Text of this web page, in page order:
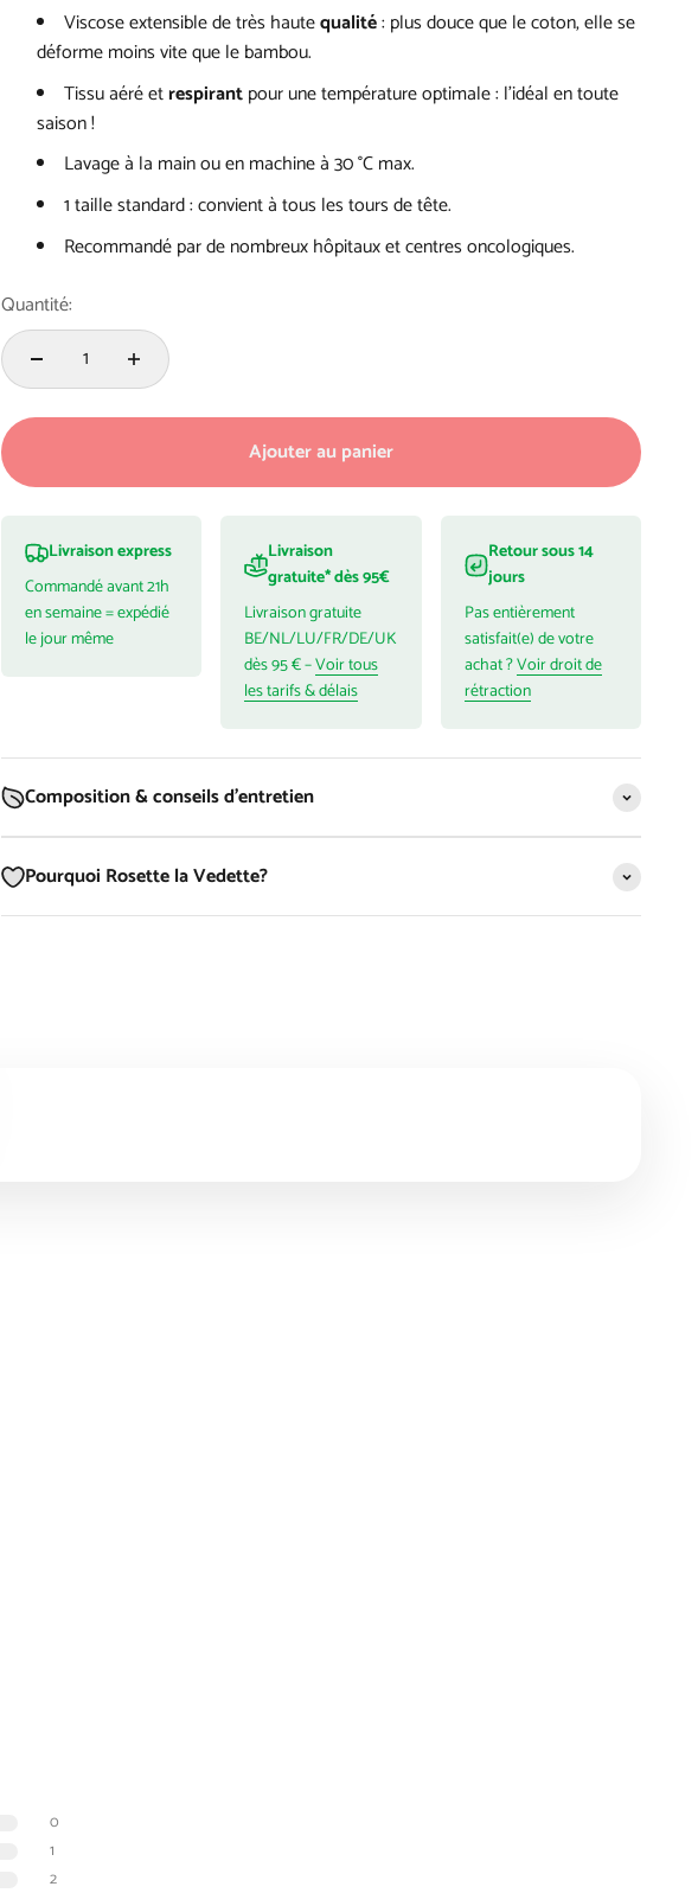
Viscose extensible de très hautequalité: plus douce que le coton, elle se
déforme moins vite que le bambou.
Tissu aéré etrespirantpour une température optimale : l’idéal en toute
saison !
Lavage à la main ou en machine à 30 °C max.
1 taille standard : convient à tous les tours de tête.
Recommandé par de nombreux hôpitaux et centres oncologiques.
Quantité:
Ajouter au panier
Livraison express
Commandé avant 21h
en semaine = expédié
le jour même
Livraison
gratuite* dès 95€
Livraison gratuite
BE/NL/LU/FR/DE/UK
dès 95 € –Voir tous
les tarifs & délais
Retour sous 14
jours
Pas entièrement
satisfait(e) de votre
achat ?Voir droit de
rétraction
Composition & conseils d'entretien
Pourquoi Rosette la Vedette?
0
1
2